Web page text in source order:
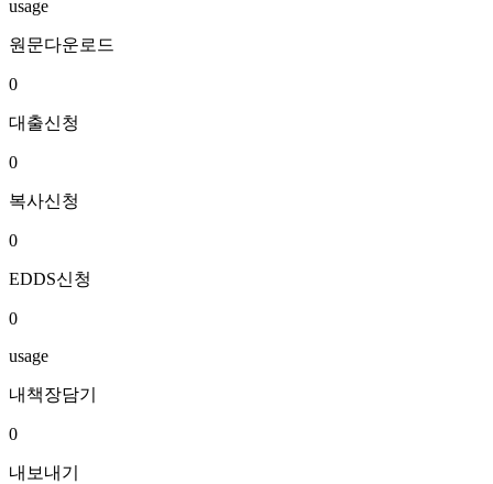
usage
원문다운로드
0
대출신청
0
복사신청
0
EDDS신청
0
usage
내책장담기
0
내보내기